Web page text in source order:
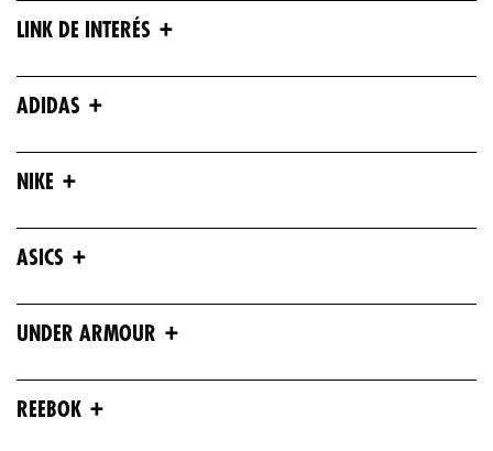
LINK DE INTERÉS +
ADIDAS +
NIKE +
ASICS +
UNDER ARMOUR +
REEBOK +